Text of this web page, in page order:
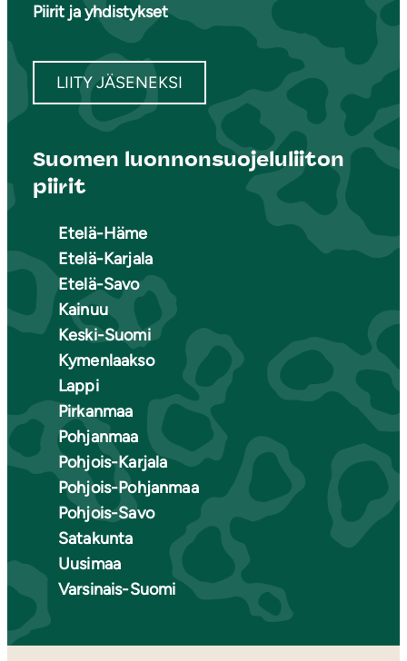
Piirit ja yhdistykset
LIITY JÄSENEKSI
Suomen luonnonsuojeluliiton
piirit
Etelä-Häme
Etelä-Karjala
Etelä-Savo
Kainuu
Keski-Suomi
Kymenlaakso
Lappi
Pirkanmaa
Pohjanmaa
Pohjois-Karjala
Pohjois-Pohjanmaa
Pohjois-Savo
Satakunta
Uusimaa
Varsinais-Suomi